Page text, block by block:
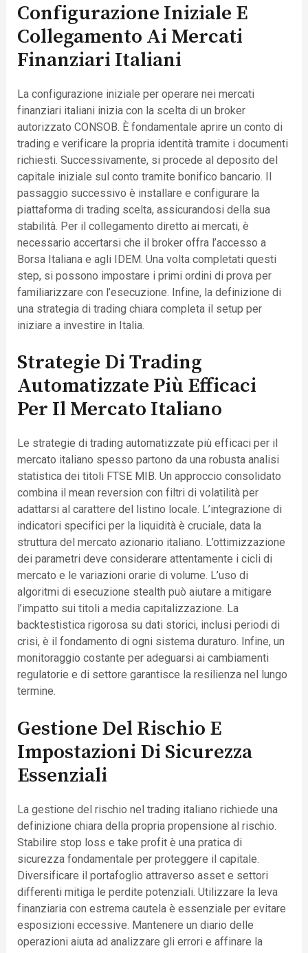
Configurazione Iniziale E
Collegamento Ai Mercati
Finanziari Italiani
La configurazione iniziale per operare nei mercati
finanziari italiani inizia con la scelta di un broker
autorizzato CONSOB. È fondamentale aprire un conto di
trading e verificare la propria identità tramite i documenti
richiesti. Successivamente, si procede al deposito del
capitale iniziale sul conto tramite bonifico bancario. Il
passaggio successivo è installare e configurare la
piattaforma di trading scelta, assicurandosi della sua
stabilità. Per il collegamento diretto ai mercati, è
necessario accertarsi che il broker offra l’accesso a
Borsa Italiana e agli IDEM. Una volta completati questi
step, si possono impostare i primi ordini di prova per
familiarizzare con l’esecuzione. Infine, la definizione di
una strategia di trading chiara completa il setup per
iniziare a investire in Italia.
Strategie Di Trading
Automatizzate Più Efficaci
Per Il Mercato Italiano
Le strategie di trading automatizzate più efficaci per il
mercato italiano spesso partono da una robusta analisi
statistica dei titoli FTSE MIB. Un approccio consolidato
combina il mean reversion con filtri di volatilità per
adattarsi al carattere del listino locale. L’integrazione di
indicatori specifici per la liquidità è cruciale, data la
struttura del mercato azionario italiano. L’ottimizzazione
dei parametri deve considerare attentamente i cicli di
mercato e le variazioni orarie di volume. L’uso di
algoritmi di esecuzione stealth può aiutare a mitigare
l’impatto sui titoli a media capitalizzazione. La
backtestistica rigorosa su dati storici, inclusi periodi di
crisi, è il fondamento di ogni sistema duraturo. Infine, un
monitoraggio costante per adeguarsi ai cambiamenti
regulatorie e di settore garantisce la resilienza nel lungo
termine.
Gestione Del Rischio E
Impostazioni Di Sicurezza
Essenziali
La gestione del rischio nel trading italiano richiede una
definizione chiara della propria propensione al rischio.
Stabilire stop loss e take profit è una pratica di
sicurezza fondamentale per proteggere il capitale.
Diversificare il portafoglio attraverso asset e settori
differenti mitiga le perdite potenziali. Utilizzare la leva
finanziaria con estrema cautela è essenziale per evitare
esposizioni eccessive. Mantenere un diario delle
operazioni aiuta ad analizzare gli errori e affinare la